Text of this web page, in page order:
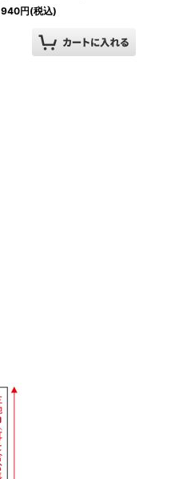
940円(税込)